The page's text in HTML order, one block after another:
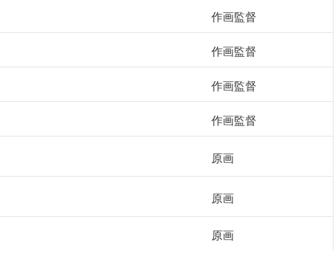
作画監督
作画監督
作画監督
作画監督
原画
原画
原画